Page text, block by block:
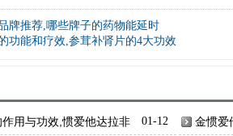
牌推荐,哪些牌子的药物能延时
功能和疗效,参茸补肾片的4大功效
01-12
用与功效,惯爱他达拉非 金惯爱